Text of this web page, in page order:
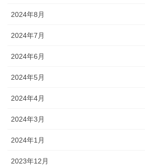
2024年8月
2024年7月
2024年6月
2024年5月
2024年4月
2024年3月
2024年1月
2023年12月